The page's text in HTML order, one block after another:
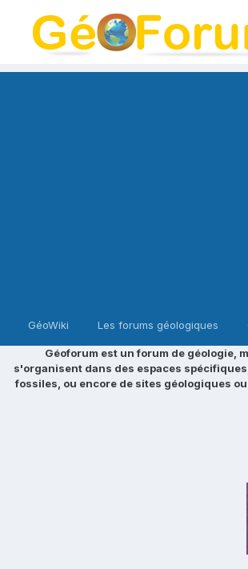
GéoWiki Les forums géologiques
Géoforum est un forum de géologie,
s'organisent dans des espaces
fossiles, ou encore de sites géologiques